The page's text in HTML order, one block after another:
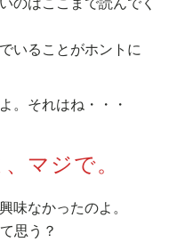
いることがホントに
。それはね・・・
マジで。
味なかったのよ。
思う？